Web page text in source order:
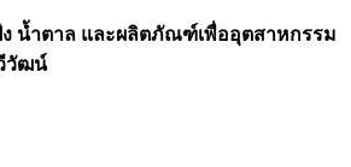
น้ำตาล และผลิตภัณฑ์เพื่ออุตสาหกรรม
วัฒน์